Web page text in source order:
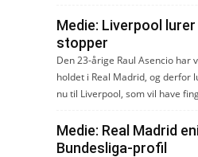
Medie: Liverpool
stopper
Den 23-årige Raul Asencio har
holdet i Real Madrid, og derfor
nu til Liverpool, som vil have
Medie: Real Madrid
Bundesliga-profil